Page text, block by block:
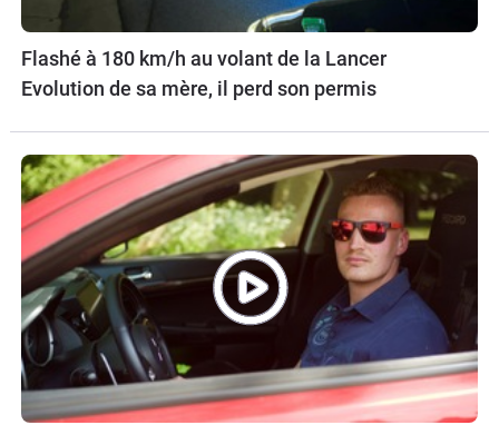
Flashé à 180 km/h au volant de la Lancer
Evolution de sa mère, il perd son permis